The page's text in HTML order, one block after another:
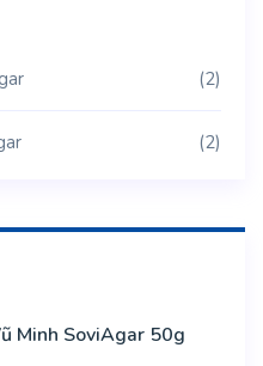
(2)
(2)
Minh SoviAgar 50g